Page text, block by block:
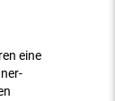
eine